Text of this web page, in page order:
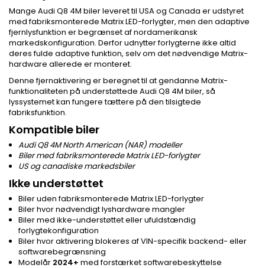
Mange Audi Q8 4M biler leveret til USA og Canada er udstyret
med fabriksmonterede Matrix LED-forlygter, men den adaptive
fjernlysfunktion er begrænset af nordamerikansk
markedskonfiguration. Derfor udnytter forlygterne ikke altid
deres fulde adaptive funktion, selv om det nødvendige Matrix-
hardware allerede er monteret.
Denne fjernaktivering er beregnet til at gendanne Matrix-
funktionaliteten på understøttede Audi Q8 4M biler, så
lyssystemet kan fungere tættere på den tilsigtede
fabriksfunktion.
Kompatible biler
Audi Q8 4M North American (NAR) modeller
Biler med fabriksmonterede Matrix LED-forlygter
US og canadiske markedsbiler
Ikke understøttet
Biler uden fabriksmonterede Matrix LED-forlygter
Biler hvor nødvendigt lyshardware mangler
Biler med ikke-understøttet eller ufuldstændig
forlygtekonfiguration
Biler hvor aktivering blokeres af VIN-specifik backend- eller
softwarebegrænsning
Modelår 2024+ med forstærket softwarebeskyttelse